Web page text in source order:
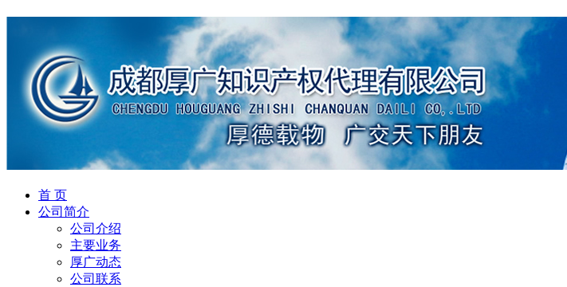
首 页
公司简介
公司介绍
主要业务
厚广动态
公司联系